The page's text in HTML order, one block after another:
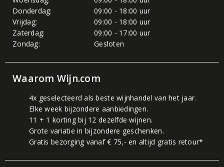
Donderdag:
09:00 - 18:00 uur
Vrijdag:
09:00 - 18:00 uur
Zaterdag:
09:00 - 17:00 uur
Zondag:
Gesloten
Waarom Wijn.com
4x geselecteerd als beste wijnhandel van het jaar.
Elke week bijzondere aanbiedingen.
11 + 1 korting bij 12 dezelfde wijnen.
Grote variatie in bijzondere geschenken.
Gratis bezorging vanaf € 75,- en altijd gratis retour*